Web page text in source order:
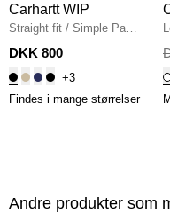
Carhartt WIP
Straight fit / Simple Pant
I020075 / BLACK
DKK 800
+3
Findes i mange størrelser
M
Andre produkter som